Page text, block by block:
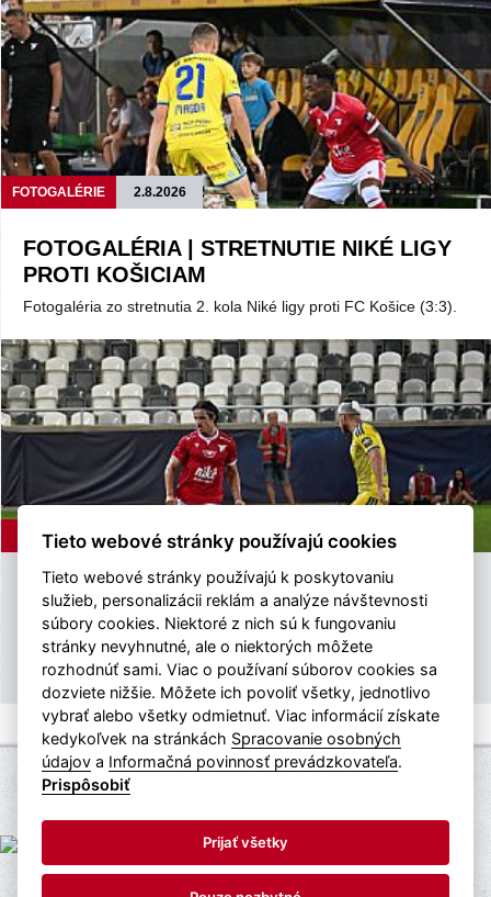
FOTOGALÉRIE 2.8.2026
FOTOGALÉRIA | STRETNUTIE NIKÉ LIGY
PROTI KOŠICIAM
Fotogaléria zo stretnutia 2. kola Niké ligy proti FC Košice (3:3).
ASTV 2.8.2026
ASTV | ZOSTRIH ZO ZÁPASU 2. KOLA
NIKÉ LIGY PROTI FC KOŠICE
ASTV vám prináša zostrih zo zápasu 2. kola Niké ligy proti FC
Košice (3:3).
© 2026 eSports, s.r.o. -
webdesign
tellinger.cz
Tieto webové stránky používajú cookies
Tieto webové stránky používajú k poskytovaniu
služieb, personalizácii reklám a analýze návštevnosti
súbory cookies. Niektoré z nich sú k fungovaniu
stránky nevyhnutné, ale o niektorých môžete
rozhodnúť sami. Viac o používaní súborov cookies sa
dozviete nižšie. Môžete ich povoliť všetky, jednotlivo
vybrať alebo všetky odmietnuť. Viac informácií získate
kedykoľvek na stránkách Spracovanie osobných
údajov a Informačná povinnosť prevádzkovateľa.
Prispôsobiť
Prijať všetky